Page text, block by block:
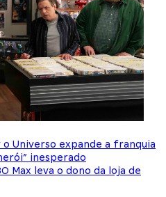
Universo expande a franquia
inesperado
Max leva o dono da loja de